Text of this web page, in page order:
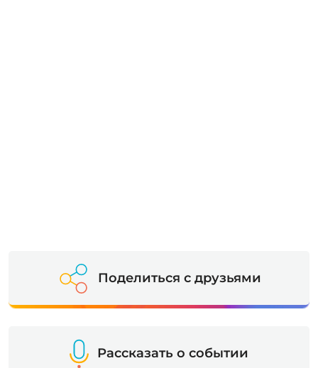
Поделиться с друзьями
Рассказать о событии